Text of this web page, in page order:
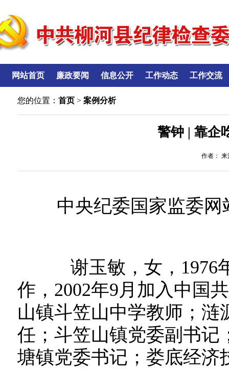
网站首页 廉政要闻 信息公开 工作动态 工作交流
您的位置：首页 >案例分析
警钟 | 靠企
作者： 来
中央纪委国家监委
谢玉敏，女，1976年
作，2002年9月加入中国
山镇斗笠山中学教师；涟
任；斗笠山镇党委副书记
塘镇党委书记；娄底经济